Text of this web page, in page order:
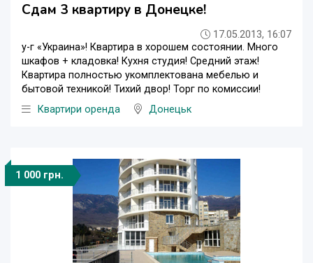
Сдам 3 квартиру в Донецке!
17.05.2013, 16:07
у-г «Украина»! Квартира в хорошем состоянии. Много
шкафов + кладовка! Кухня студия! Средний этаж!
Квартира полностью укомплектована мебелью и
бытовой техникой! Тихий двор! Торг по комиссии!
Квартири оренда
Донецьк
1 000 грн.